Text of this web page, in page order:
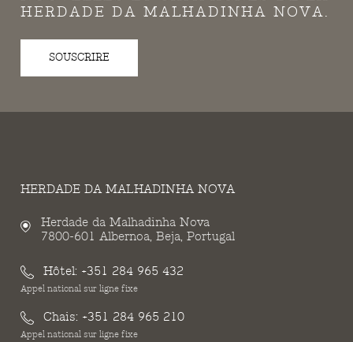
HERDADE DA MALHADINHA NOVA.
SOUSCRIRE
HERDADE DA MALHADINHA NOVA
Herdade da Malhadinha Nova
7800-601 Albernoa, Beja, Portugal
Hôtel: +351 284 965 432
Appel national sur ligne fixe
Chais: +351 284 965 210
Appel national sur ligne fixe